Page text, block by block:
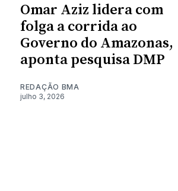
Omar Aziz lidera com
folga a corrida ao
Governo do Amazonas,
aponta pesquisa DMP
REDAÇÃO BMA
julho 3, 2026